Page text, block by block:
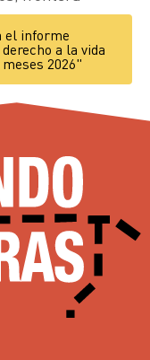
el informe
a la vida
2026"